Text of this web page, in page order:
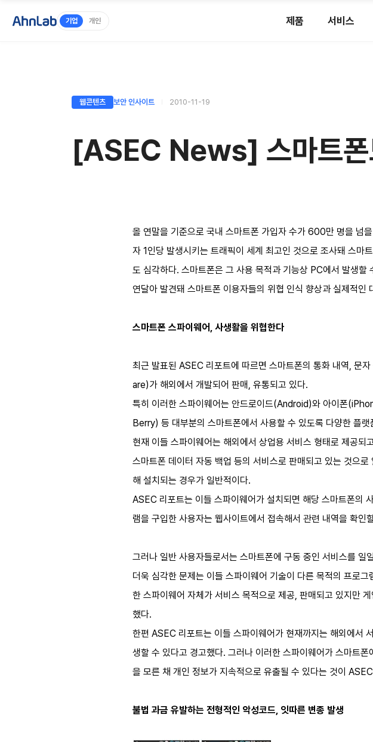
기업 개인 제품 서비스
웹콘텐츠 보안 인사이트 2010-11-19
[ASEC News] 스마트폰
올 연말을 기준으로 국내 스마트폰 가입자 수가 600만 명을 넘
자 1인당 발생시키는 트래픽이 세계 최고인 것으로 조사돼 스마
도 심각하다. 스마트폰은 그 사용 목적과 기능상 PC에서 발생할
연달아 발견돼 스마트폰 이용자들의 위협 인식 향상과 실제적인
스마트폰 스파이웨어, 사생활을 위협한다
최근 발표된 ASEC 리포트에 따르면 스마트폰의 통화 내역, 문
are)가 해외에서 개발되어 판매, 유통되고 있다.
특히 이러한 스파이웨어는 안드로이드(Android)와 아이폰
Berry) 등 대부분의 스마트폰에서 사용할 수 있도록 다양한 플
현재 이들 스파이웨어는 해외에서 상업용 서비스 형태로 제공
스마트폰 데이터 자동 백업 등의 서비스로 판매되고 있는 것으
해 설치되는 경우가 일반적이다.
ASEC 리포트는 이들 스파이웨어가 설치되면 해당 스마트폰의
램을 구입한 사용자는 웹사이트에서 접속해서 관련 내역을 확인
그러나 일반 사용자들로서는 스마트폰에 구동 중인 서비스를
더욱 심각한 문제는 이들 스파이웨어 기술이 다른 목적의 프로
한 스파이웨어 자체가 서비스 목적으로 제공, 판매되고 있지만
했다.
한편 ASEC 리포트는 이들 스파이웨어가 현재까지는 해외에서
생할 수 있다고 경고했다. 그러나 이러한 스파이웨어가 스마트
을 모른 채 개인 정보가 지속적으로 유출될 수 있다는 것이
불법 과금 유발하는 전형적인 악성코드, 잇따른 변종 발생